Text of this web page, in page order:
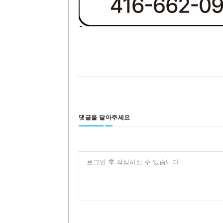
댓글을 달아주세요
로그인 후 작성하실 수 있습니다